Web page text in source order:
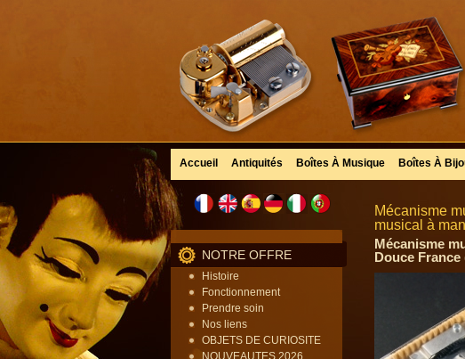
Accueil Antiquités Boîtes À Musique Boîtes À
NOTRE OFFRE
Histoire
Fonctionnement
Prendre soin
Nos liens
OBJETS DE CURIOSITE
NOUVEAUTES 2026
Mécanisme
musical à
Mécanisme
Douce France